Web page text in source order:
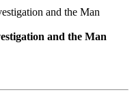
and the Man